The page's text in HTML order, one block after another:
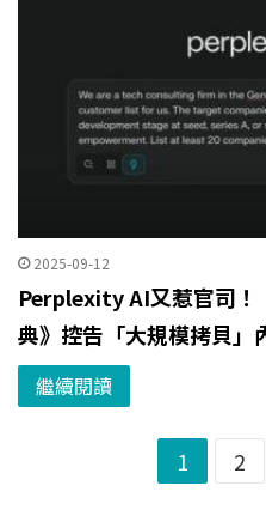
2025-09-12
Perplexity AI又惹官司！
典》控告「大規模拷貝」
繼續閱讀
1 2